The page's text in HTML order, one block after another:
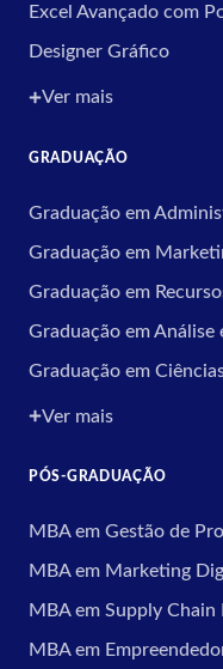
Excel Avançado com
Designer Gráfico
Ver mais
GRADUAÇÃO
Graduação em
Graduação em
Graduação em
Graduação em Análise
Graduação em
Ver mais
PÓS-GRADUAÇÃO
MBA em Gestão de
MBA em Marketing
MBA em Supply Chain
MBA em